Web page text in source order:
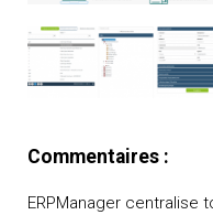
Commentaires :
ERPManager centralise